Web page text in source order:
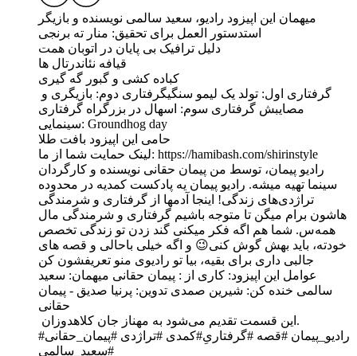
میهمان این اپیزود رادیو، سعید سالمی نویسنده و بازیگر
مصايبش گرفتاری سوم: اسهال در بزرگراه گرفتاری
سینمایی: Groundhog day
حامی این اپیزود بافت طلا
لینک حمایت شما از ما: https://hamibash.com/shirinstyle
راديو پیمان،‌ توسط من پیمان حقانی نویسنده و کارگردان
سینما تهیه میشه. رادیو پیمان یه پادکست کمدیه در محدوده
تراژدی‌های زندگی! اینجا آدمها از گرفتاری و شرمندگی
هاشون برام میگن تا متوجه باشیم گرفتاری و شرمندگی مال
همه‌س. شما هم اگه فکر میکنی گند زدن تو زندگی تخصص
خودته، باید بهش گوش کنی😉 و اگه خیلی باحالی و قصه های
عوامل این اپیزود: کاری از : پیمان حقانی میهمان: سعید
سالمی خنده کن: شیرین صمدی تدوین: پرنیا صدیق - پیمان
حقانی
این قسمت تقدیم می‌شود به مهناز جان کلاهدوزان.
#رادیو_پیمان #قصه #گرفتاری‌ِ#کمدی #تراژدی #پیمان_حقانی